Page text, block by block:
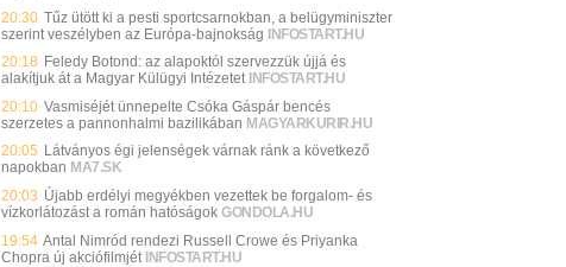
20:30 Tűz ütött ki a pesti sportcsarnokban, a belügyminiszter
szerint veszélyben az Európa-bajnokság INFOSTART.HU
20:18 Feledy Botond: az alapoktól szervezzük újjá és
alakítjuk át a Magyar Külügyi Intézetet INFOSTART.HU
20:10 Vasmiséjét ünnepelte Csóka Gáspár bencés
szerzetes a pannonhalmi bazilikában MAGYARKURIR.HU
20:05 Látványos égi jelenségek várnak ránk a következő
napokban MA7.SK
20:03 Újabb erdélyi megyékben vezettek be forgalom- és
vízkorlátozást a román hatóságok GONDOLA.HU
19:54 Antal Nimród rendezi Russell Crowe és Priyanka
Chopra új akciófilmjét INFOSTART.HU